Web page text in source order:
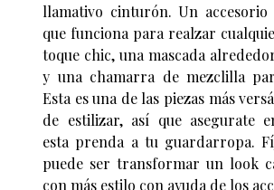
llamativo cinturón. Un accesorio
que funciona para realzar
toque chic, una mascada
y una chamarra de mezclilla
Esta es una de las piezas más
de estilizar, así que asegurate
esta prenda a tu guardarropa.
puede ser transformar un look
con más estilo con ayuda de los